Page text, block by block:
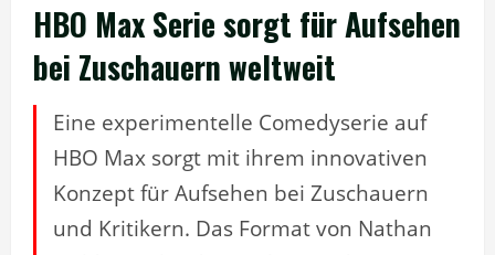
HBO Max Serie sorgt für Aufsehen
bei Zuschauern weltweit
Eine experimentelle Comedyserie auf
HBO Max sorgt mit ihrem innovativen
Konzept für Aufsehen bei Zuschauern
und Kritikern. Das Format von Nathan